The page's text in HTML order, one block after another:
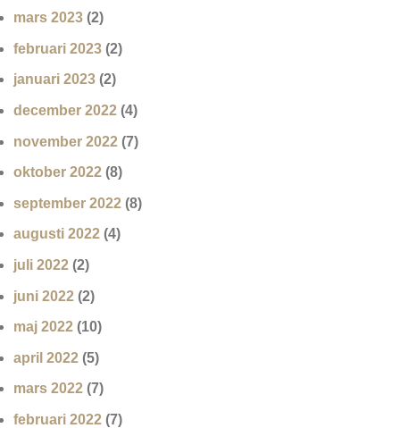
mars 2023 (2)
februari 2023 (2)
januari 2023 (2)
december 2022 (4)
november 2022 (7)
oktober 2022 (8)
september 2022 (8)
augusti 2022 (4)
juli 2022 (2)
juni 2022 (2)
maj 2022 (10)
april 2022 (5)
mars 2022 (7)
februari 2022 (7)